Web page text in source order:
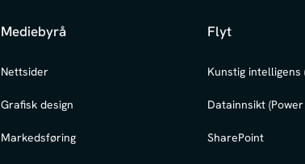
Mediebyrå
Nettsider
Grafisk design
Markedsføring
Flyt
Kunstig intelligens
Datainnsikt (Power
SharePoint